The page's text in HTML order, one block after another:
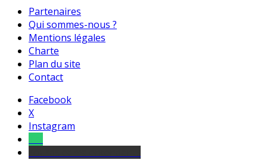
Partenaires
Qui sommes-nous ?
Mentions légales
Charte
Plan du site
Contact
Facebook
X
Instagram